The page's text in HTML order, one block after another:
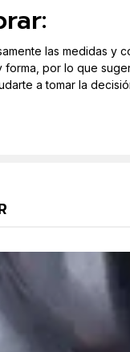
las medidas y
por lo que
a tomar la